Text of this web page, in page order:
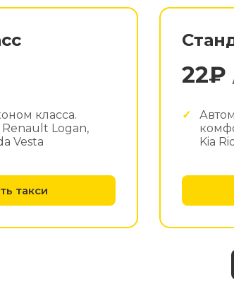
класса.
Renault Logan,
Vesta
такси
22₽
Kia